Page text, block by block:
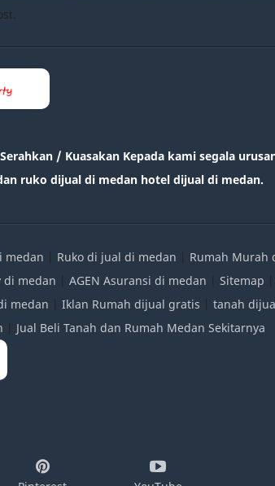
/ Kuasakan Kepada kami segala
ruko dijual di medan hotel dijual di medan.
medan Ruko di jual di medan Rumah Murah
di medan AGEN Asuransi di medan Sitemap
medan Iklan Rumah dijual gratis
tanah
Jual Beli Tanah dan Rumah Medan Sekitarnya